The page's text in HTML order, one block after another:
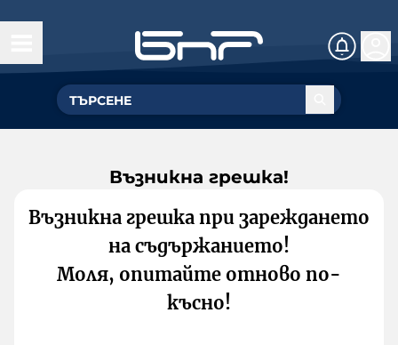
Възникна грешка!
Възникна грешка при зареждането
на съдържанието!
Моля, опитайте отново по-
късно!